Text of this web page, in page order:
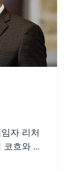
자 리처
흐와 그